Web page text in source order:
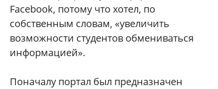
Facebook, потому что хотел, по
собственным словам, «увеличить
возможности студентов обмениваться
информацией».
Поначалу портал был предназначен